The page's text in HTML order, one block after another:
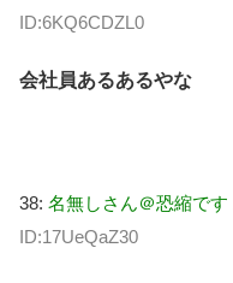
ID:6KQ6CDZL0
会社員あるあるやな
38: 名無しさん＠恐縮です
ID:17UeQaZ30